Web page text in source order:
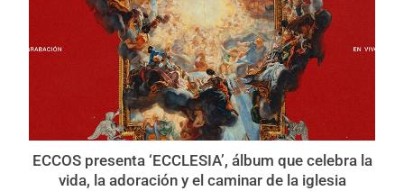
ECCOS presenta ‘ECCLESIA’, álbum que celebra la
vida, la adoración y el caminar de la iglesia